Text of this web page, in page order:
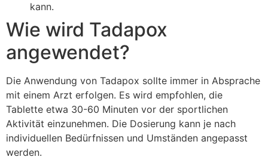
kann.
Wie wird Tadapox
angewendet?
Die Anwendung von Tadapox sollte immer in Absprache
mit einem Arzt erfolgen. Es wird empfohlen, die
Tablette etwa 30-60 Minuten vor der sportlichen
Aktivität einzunehmen. Die Dosierung kann je nach
individuellen Bedürfnissen und Umständen angepasst
werden.